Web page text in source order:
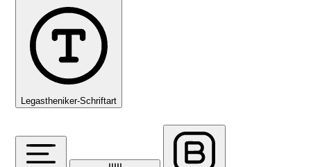
Legastheniker-Schriftart